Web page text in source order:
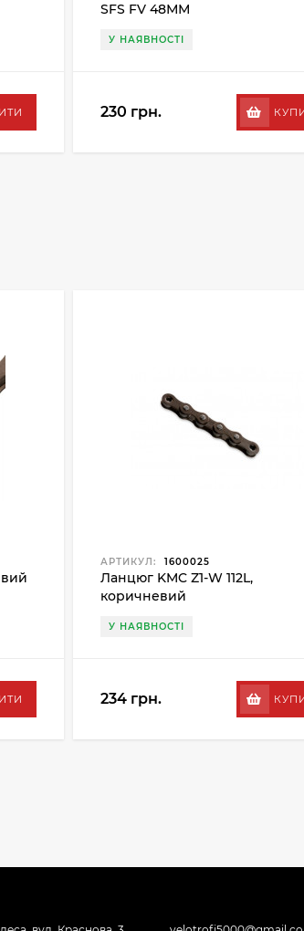
SFS FV 48ММ
У НАЯВНОСТІ
230 грн.
АРТИКУЛ: 1600025
Ланцюг KMC Z1-W 112L,
коричневий
У НАЯВНОСТІ
234 грн.